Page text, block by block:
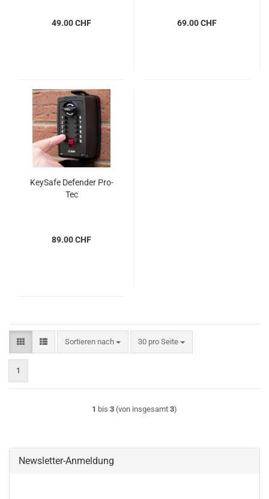
49.00 CHF 69.00 CHF
KeySafe Defender Pro-
Tec
89.00 CHF
Sortieren nach
Sortieren nach 30 pro Seite
pro Seite
1
1 bis 3 (von insgesamt 3)
Newsletter-Anmeldung